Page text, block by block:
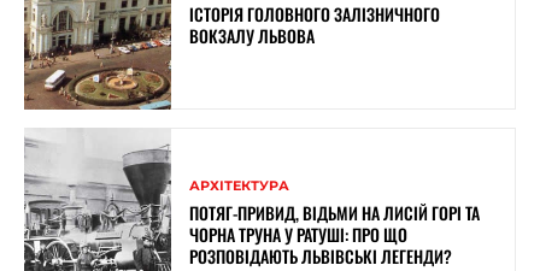
ІСТОРІЯ ГОЛОВНОГО ЗАЛІЗНИЧНОГО
ВОКЗАЛУ ЛЬВОВА
АРХІТЕКТУРА
ПОТЯГ-ПРИВИД, ВІДЬМИ НА ЛИСІЙ ГОРІ ТА
ЧОРНА ТРУНА У РАТУШІ: ПРО ЩО
РОЗПОВІДАЮТЬ ЛЬВІВСЬКІ ЛЕГЕНДИ?